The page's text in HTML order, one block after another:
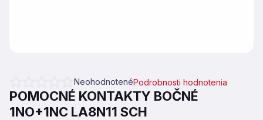
Priemerné hodnotenie produktu je 0,0 z 5 hviezdičiek.
NeohodnotenéPodrobnosti hodnotenia
POMOCNÉ KONTAKTY BOČNÉ
1NO+1NC LA8N11 SCH